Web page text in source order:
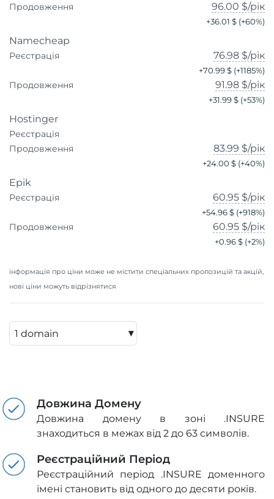
Продовження 96.00 $/рік
+36.01 $ (+60%)
Namecheap
Реєстрація 76.98 $/рік
+70.99 $ (+1185%)
Продовження 91.98 $/рік
+31.99 $ (+53%)
Hostinger
Реєстрація
Продовження
83.99 $/рік
+24.00 $ (+40%)
Epik
Реєстрація 60.95 $/рік
+54.96 $ (+918%)
Продовження 60.95 $/рік
+0.96 $ (+2%)
інформація про ціни може не містити спеціальних пропозицій та акцій,
нові ціни можуть відрізнятися
▾
Довжина Домену
Довжина домену в зоні .INSURE
знаходиться в межах від 2 до 63 символів.
Реєстраційний Період
Реєстраційний період .INSURE доменного
імені становить від одного до десяти років.